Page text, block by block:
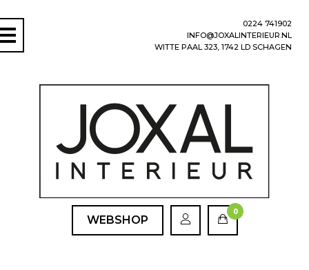
0224 741902
INFO@JOXALINTERIEUR.NL
WITTE PAAL 323, 1742 LD SCHAGEN
WEBSHOP
0